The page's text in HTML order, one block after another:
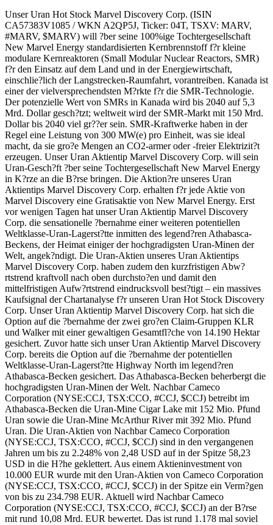
Unser Uran Hot Stock Marvel Discovery Corp. (ISIN
CA57383V1085 / WKN A2QP5J, Ticker: 04T, TSXV: MARV,
#MARV, $MARV) will ?ber seine 100%ige Tochtergesellschaft
New Marvel Energy standardisierten Kernbrennstoff f?r kleine
modulare Kernreaktoren (Small Modular Nuclear Reactors, SMR)
f?r den Einsatz auf dem Land und in der Energiewirtschaft,
einschlie?lich der Langstrecken-Raumfahrt, vorantreiben. Kanada ist
einer der vielversprechendsten M?rkte f?r die SMR-Technologie.
Der potenzielle Wert von SMRs in Kanada wird bis 2040 auf 5,3
Mrd. Dollar gesch?tzt; weltweit wird der SMR-Markt mit 150 Mrd.
Dollar bis 2040 viel gr??er sein. SMR-Kraftwerke haben in der
Regel eine Leistung von 300 MW(e) pro Einheit, was sie ideal
macht, da sie gro?e Mengen an CO2-armer oder -freier Elektrizit?t
erzeugen. Unser Uran Aktientip Marvel Discovery Corp. will sein
Uran-Gesch?ft ?ber seine Tochtergesellschaft New Marvel Energy
in K?rze an die B?rse bringen. Die Aktion?re unseres Uran
Aktientips Marvel Discovery Corp. erhalten f?r jede Aktie von
Marvel Discovery eine Gratisaktie von New Marvel Energy. Erst
vor wenigen Tagen hat unser Uran Aktientip Marvel Discovery
Corp. die sensationelle ?bernahme einer weiteren potentiellen
Weltklasse-Uran-Lagerst?tte inmitten des legend?ren Athabasca-
Beckens, der Heimat einiger der hochgradigsten Uran-Minen der
Welt, angek?ndigt. Die Uran-Aktien unseres Uran Aktientips
Marvel Discovery Corp. haben zudem den kurzfristigen Abw?
rtstrend kraftvoll nach oben durchsto?en und damit den
mittelfristigen Aufw?rtstrend eindrucksvoll best?tigt – ein massives
Kaufsignal der Chartanalyse f?r unseren Uran Hot Stock Discovery
Corp. Unser Uran Aktientip Marvel Discovery Corp. hat sich die
Option auf die ?bernahme der zwei gro?en Claim-Gruppen KLR
und Walker mit einer gewaltigen Gesamtfl?che von 14.190 Hektar
gesichert. Zuvor hatte sich unser Uran Aktientip Marvel Discovery
Corp. bereits die Option auf die ?bernahme der potentiellen
Weltklasse-Uran-Lagerst?tte Highway North im legend?ren
Athabasca-Becken gesichert. Das Athabasca-Becken beherbergt die
hochgradigsten Uran-Minen der Welt. Nachbar Cameco
Corporation (NYSE:CCJ, TSX:CCO, #CCJ, $CCJ) betreibt im
Athabasca-Becken die Uran-Mine Cigar Lake mit 152 Mio. Pfund
Uran sowie die Uran-Mine McArthur River mit 392 Mio. Pfund
Uran. Die Uran-Aktien von Nachbar Cameco Corporation
(NYSE:CCJ, TSX:CCO, #CCJ, $CCJ) sind in den vergangenen
Jahren um bis zu 2.248% von 2,48 USD auf in der Spitze 58,23
USD in die H?he geklettert. Aus einem Aktieninvestment von
10.000 EUR wurde mit den Uran-Aktien von Cameco Corporation
(NYSE:CCJ, TSX:CCO, #CCJ, $CCJ) in der Spitze ein Verm?gen
von bis zu 234.798 EUR. Aktuell wird Nachbar Cameco
Corporation (NYSE:CCJ, TSX:CCO, #CCJ, $CCJ) an der B?rse
mit rund 10,08 Mrd. EUR bewertet. Das ist rund 1.178 mal soviel